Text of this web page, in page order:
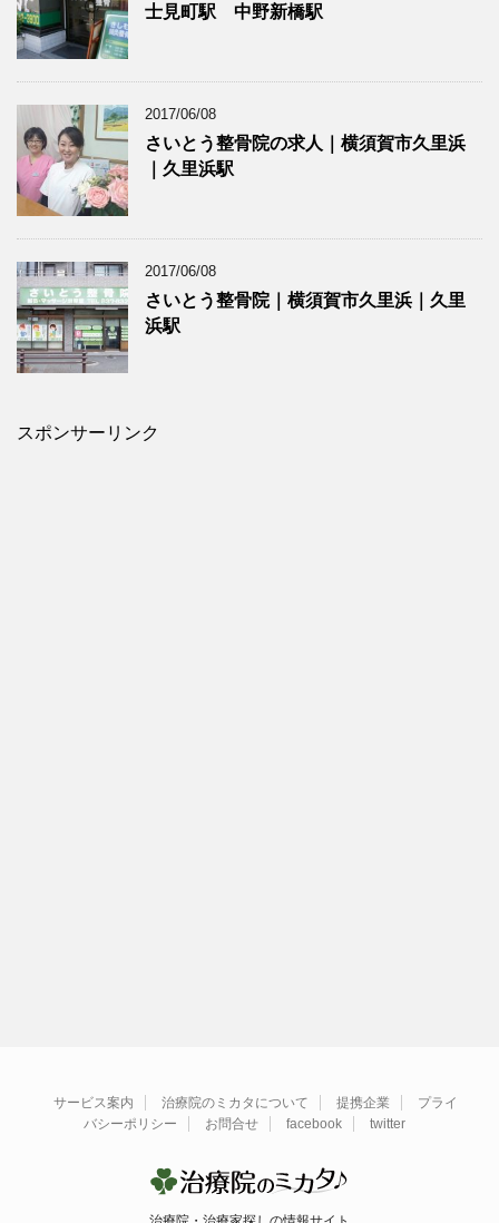
士見町駅 中野新橋駅
2017/06/08
さいとう整骨院の求人｜横須賀市久里浜
｜久里浜駅
2017/06/08
さいとう整骨院｜横須賀市久里浜｜久里
浜駅
スポンサーリンク
サービス案内 治療院のミカタについて 提携企業
プライ
バシーポリシー
お問合せ facebook twitter